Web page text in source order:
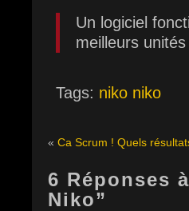
Un logiciel
meilleurs
Tags: niko niko
« Ca Scrum ! Quels
6 Réponses
Niko”